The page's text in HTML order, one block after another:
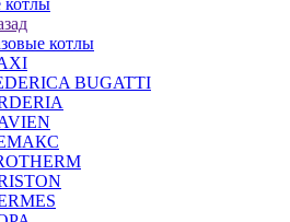
котлы
котлы
BUGATTI